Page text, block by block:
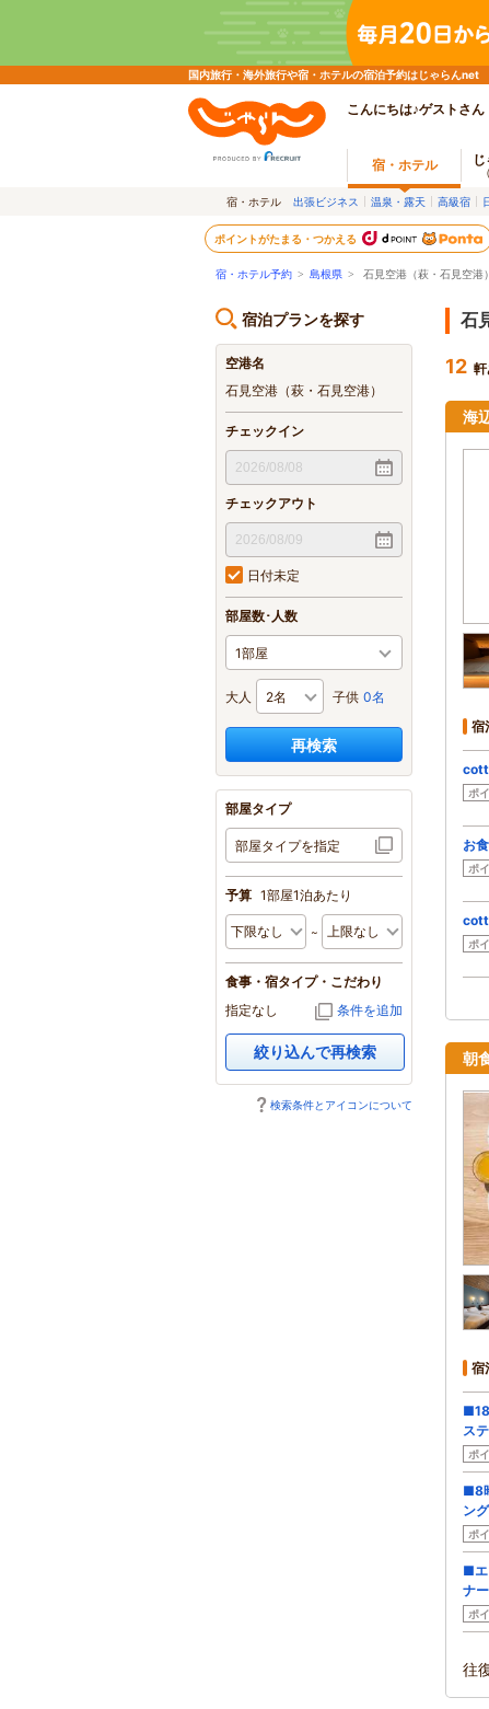
国内旅行・海外旅行や宿・ホテルの宿泊予約はじゃらんnet
こんにちは♪ゲストさん
宿・ホテル
宿・ホテル 出張ビジネス 温泉・露天 高級宿
ポイントがたまる・つかえる
宿・ホテル予約 > 島根県 > 石見空港（萩・石見空港
宿泊プランを探す
空港名
石見空港（萩・石見空港）
チェックイン
チェックアウト
日付未定
部屋数･人数
大人 子供 0名
再検索
部屋タイプ
部屋タイプを指定
予算 1部屋1泊あたり
食事・宿タイプ・こだわり
指定なし
条件を追加
絞り込んで再検索
検索条件とアイコンについて
石
12 軒
海
宿
ポ
お
ポ
ポ
朝
宿
ス
ポ
■8
ン
ポ
■エ
ナ
ポ
往